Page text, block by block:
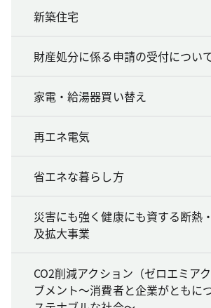
新築住宅
財産処分に係る申請の受付につい
家電・給湯器買い替え
再エネ電気
省エネな暮らし方
災害にも強く健康にも資する断熱
及拡大事業
CO2削減アクション（ゼロエミア
ブメント～消費者と企業がともに